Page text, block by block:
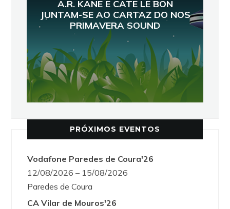
A.R. KANE E CATE LE BON
JUNTAM-SE AO CARTAZ DO NOS
PRIMAVERA SOUND
PRÓXIMOS EVENTOS
Vodafone Paredes de Coura'26
12/08/2026 – 15/08/2026
Paredes de Coura
CA Vilar de Mouros'26